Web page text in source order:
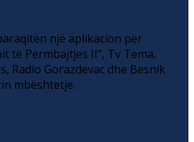
një aplikacion për
të Përmbajtjes II”, Tv Tema,
Radio Gorazdevac dhe Besnik
mbështetje.